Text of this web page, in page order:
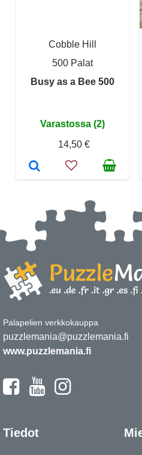
Cobble Hill
500 Palat
Busy as a Bee 500
Varastossa (2)
14,50 €
Palapelien verkkokauppa
puzzlemania@puzzlemania.fi
www.puzzlemania.fi
Tiedot